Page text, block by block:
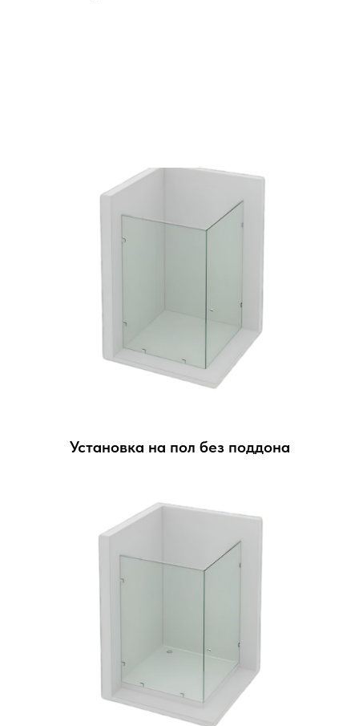
Установка на пол без поддона